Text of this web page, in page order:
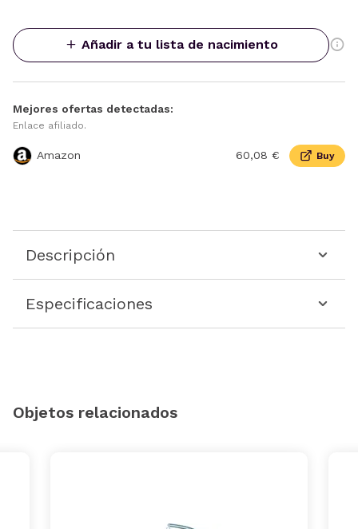
Añadir a tu lista de nacimiento
Mejores ofertas detectadas:
Enlace afiliado.
Amazon 60,08 € Buy
Descripción
Especificaciones
Objetos relacionados